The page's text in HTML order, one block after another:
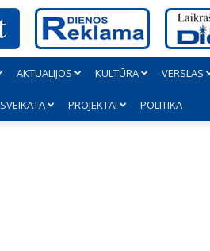
AKTUALIJOS KULTŪRA VERSLAS
SVEIKATA PROJEKTAI POLITIKA